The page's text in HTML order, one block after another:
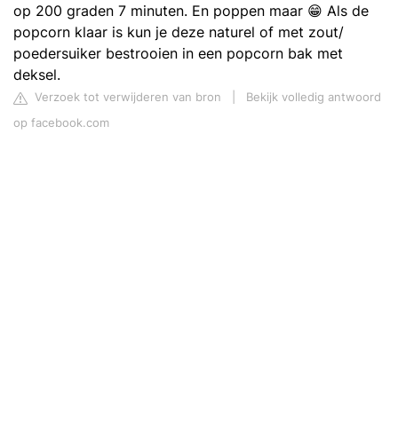
op 200 graden 7 minuten. En poppen maar 😁 Als de
popcorn klaar is kun je deze naturel of met zout/
poedersuiker bestrooien in een popcorn bak met
deksel.
Verzoek tot verwijderen van bron
Bekijk volledig antwoord
op facebook.com